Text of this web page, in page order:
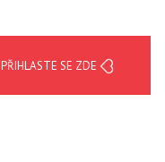
PŘIHLASTE SE ZDE